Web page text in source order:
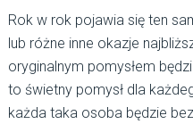
Rok w rok pojawia się ten
lub różne inne okazje
oryginalnym pomysłem
to świetny pomysł dla
każda taka osoba będzie